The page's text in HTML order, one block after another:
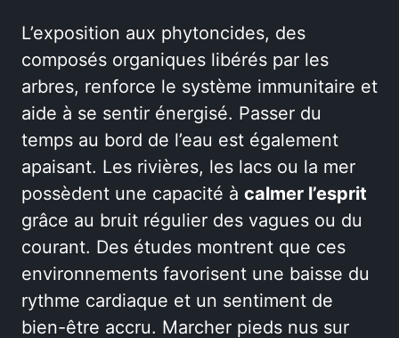
L’exposition aux phytoncides, des
composés organiques libérés par les
arbres, renforce le système immunitaire et
aide à se sentir énergisé. Passer du
temps au bord de l’eau est également
apaisant. Les rivières, les lacs ou la mer
possèdent une capacité à calmer l’esprit
grâce au bruit régulier des vagues ou du
courant. Des études montrent que ces
environnements favorisent une baisse du
rythme cardiaque et un sentiment de
bien-être accru. Marcher pieds nus sur